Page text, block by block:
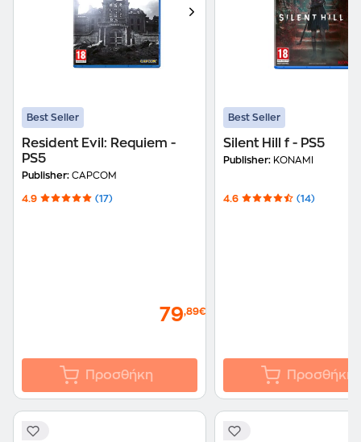
Best Seller
Resident Evil: Requiem -
PS5
Publisher: CAPCOM
4.9 (17)
79,89€
Προσθήκη
Best Seller
Silent Hill f - PS5
Publisher: KONAMI
4.6 (14)
Προσθήκη